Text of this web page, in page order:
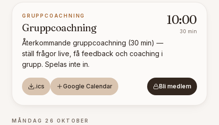
GRUPPCOACHNING
Gruppcoachning
Återkommande gruppcoachning (30 min) —
ställ frågor live, få feedback och coaching i
grupp. Spelas inte in.
10:00
30 min
.ics Google Calendar Bli medlem
MÅNDAG 26 OKTOBER